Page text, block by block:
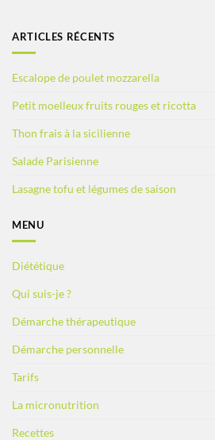
ARTICLES RÉCENTS
Escalope de poulet mozzarella
Petit moelleux fruits rouges et ricotta
Thon frais à la sicilienne
Salade Parisienne
Lasagne tofu et légumes de saison
MENU
Diététique
Qui suis-je ?
Démarche thérapeutique
Démarche personnelle
Tarifs
La micronutrition
Recettes